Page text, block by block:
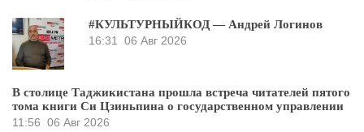
#КУЛЬТУРНЫЙКОД — Андрей Логинов
16:31
06 Авг 2026
В столице Таджикистана прошла встреча читателей пятого
тома книги Си Цзиньпина о государственном управлении
11:56 06 Авг 2026